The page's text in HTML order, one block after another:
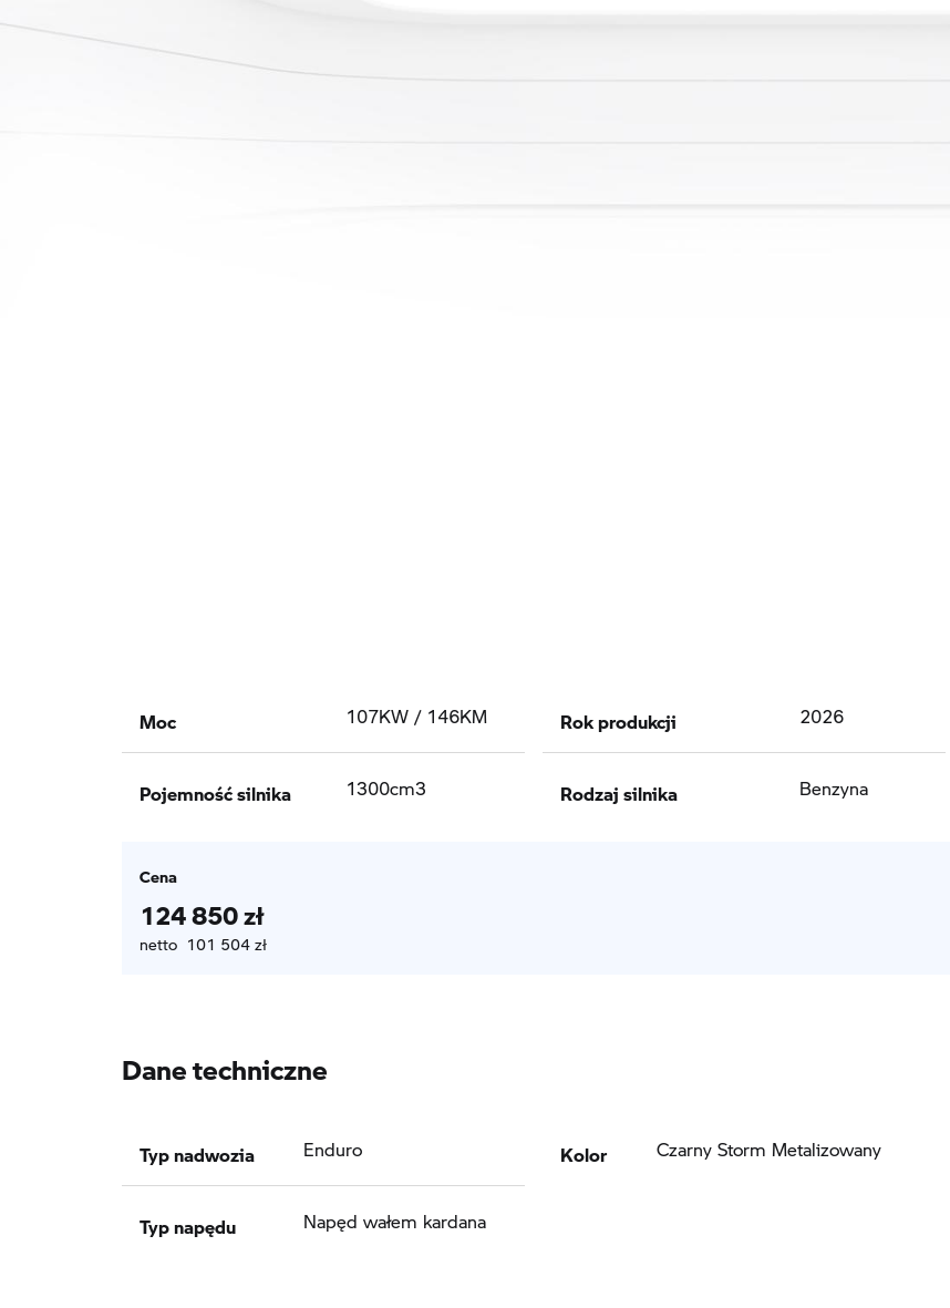
Moc 107KW / 146KM
Pojemność silnika 1300cm3
Rok produkcji 2026
Rodzaj silnika Benzyna
Cena
124 850 zł
netto 101 504 zł
Dane techniczne
Typ nadwozia Enduro
Typ napędu Napęd wałem kardana
Kolor Czarny Storm Metalizowany